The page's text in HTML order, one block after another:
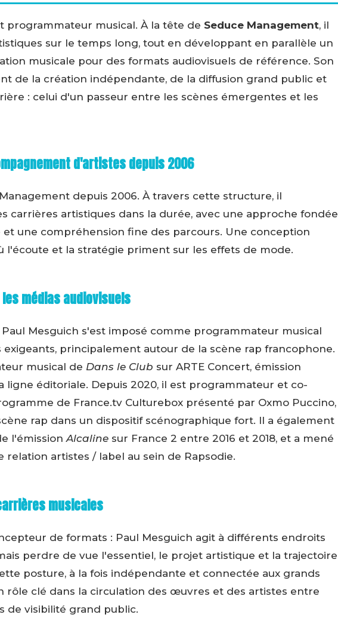
programmateur musical. À la tête de Seduce Management, il
sur le temps long, tout en développant en parallèle un
musicale pour des formats audiovisuels de référence. Son
de la création indépendante, de la diffusion grand public et
: celui d'un passeur entre les scènes émergentes et les
d'artistes depuis 2006
depuis 2006. À travers cette structure, il
carrières artistiques dans la durée, avec une approche fondée
et une compréhension fine des parcours. Une conception
l'écoute et la stratégie priment sur les effets de mode.
médias audiovisuels
Mesguich s'est imposé comme programmateur musical
principalement autour de la scène rap francophone.
musical de Dans le Club sur ARTE Concert, émission
ligne éditoriale. Depuis 2020, il est programmateur et co-
de France.tv Culturebox présenté par Oxmo Puccino,
rap dans un dispositif scénographique fort. Il a également
l'émissionAlcaline sur France 2 entre 2016 et 2018, et a mené
relation artistes / label au sein de Rapsodie.
musicales
de formats : Paul Mesguich agit à différents endroits
perdre de vue l'essentiel, le projet artistique et la trajectoire
posture, à la fois indépendante et connectée aux grands
rôle clé dans la circulation des œuvres et des artistes entre
de visibilité grand public.